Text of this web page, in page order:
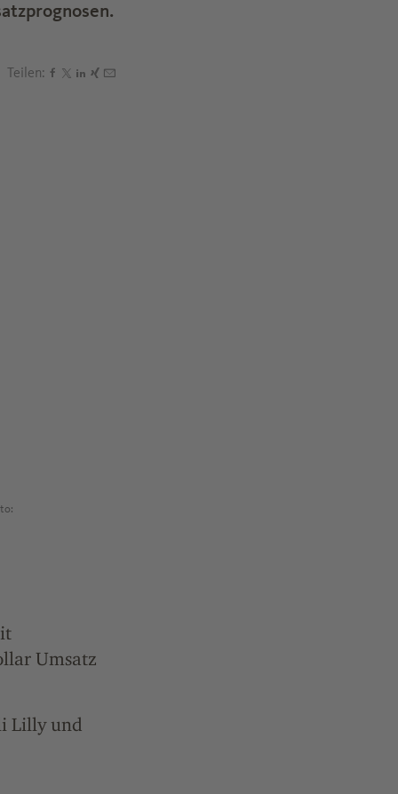
Teilen: Den Beitrag "Diese Medikamente machen weltweit
Den Beitrag "Diese Medikamente machen weltweit
Den Beitrag "Diese Medikamente machen
Den Beitrag "Diese Medikamente machen
Den Beitrag "Diese Medikamente machen
Umsatz
Lilly und